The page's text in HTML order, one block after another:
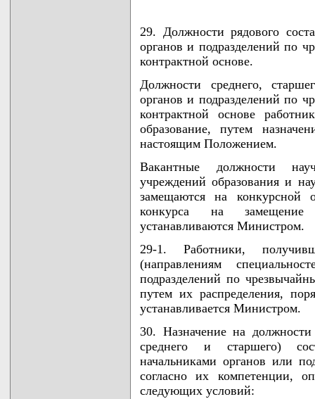
29. Должности рядового
органов и подразделений по
контрактной основе.
Должности среднего,
органов и подразделений по
контрактной основе
образование, путем
настоящим Положением.
Вакантные должности
учреждений образования и
замещаются на конкурсной
конкурса на замещение
устанавливаются Министром.
29-1. Работники,
(направлениям
подразделений по
путем их распределения,
устанавливается Министром.
30. Назначение на
среднего и старшего)
начальниками органов или
согласно их компетенции,
следующих условий: